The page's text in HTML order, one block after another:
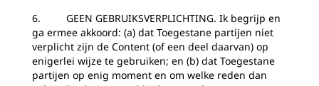
6. GEEN GEBRUIKSVERPLICHTING. Ik begrijp en
ga ermee akkoord: (a) dat Toegestane partijen niet
verplicht zijn de Content (of een deel daarvan) op
enigerlei wijze te gebruiken; en (b) dat Toegestane
partijen op enig moment en om welke reden dan